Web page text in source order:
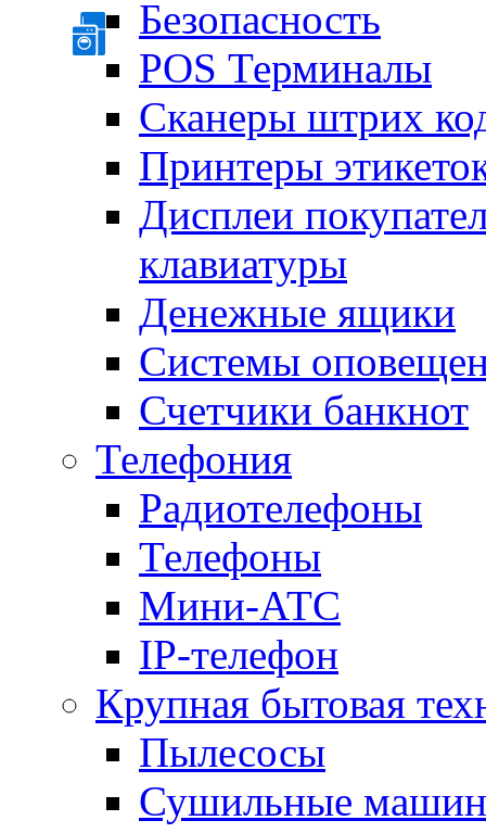
Безопасность
POS Терминалы
Сканеры штрих
Принтеры
Дисплеи
клавиатуры
Денежные ящики
Системы
Счетчики банкнот
Телефония
Радиотелефоны
Телефоны
Мини-АТС
IP-телефон
Крупная бытовая
Пылесосы
Сушильные